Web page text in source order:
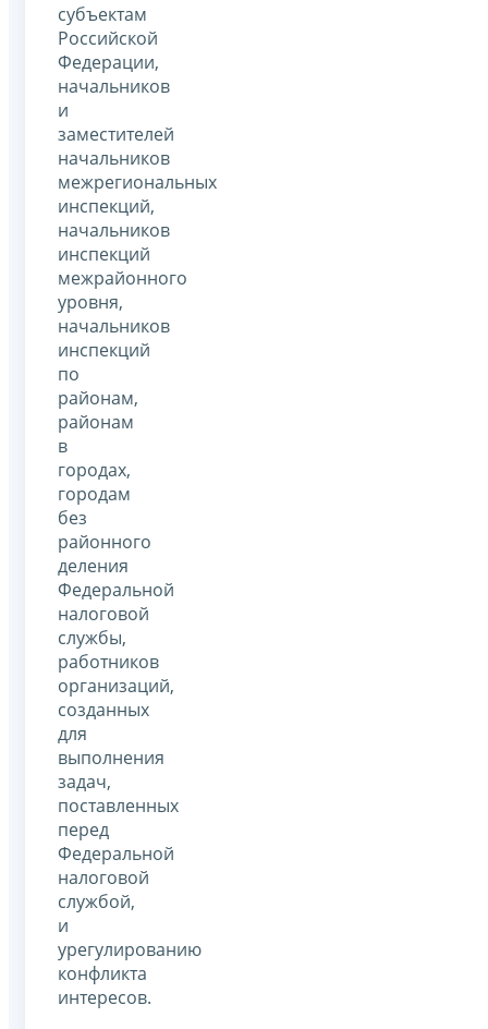
субъектам
Российской
Федерации,
начальников
и
заместителей
начальников
межрегиональных
инспекций,
начальников
инспекций
межрайонного
уровня,
начальников
инспекций
по
районам,
районам
в
городах,
городам
без
районного
деления
Федеральной
налоговой
службы,
работников
организаций,
созданных
для
выполнения
задач,
поставленных
перед
Федеральной
налоговой
службой,
и
урегулированию
конфликта
интересов.